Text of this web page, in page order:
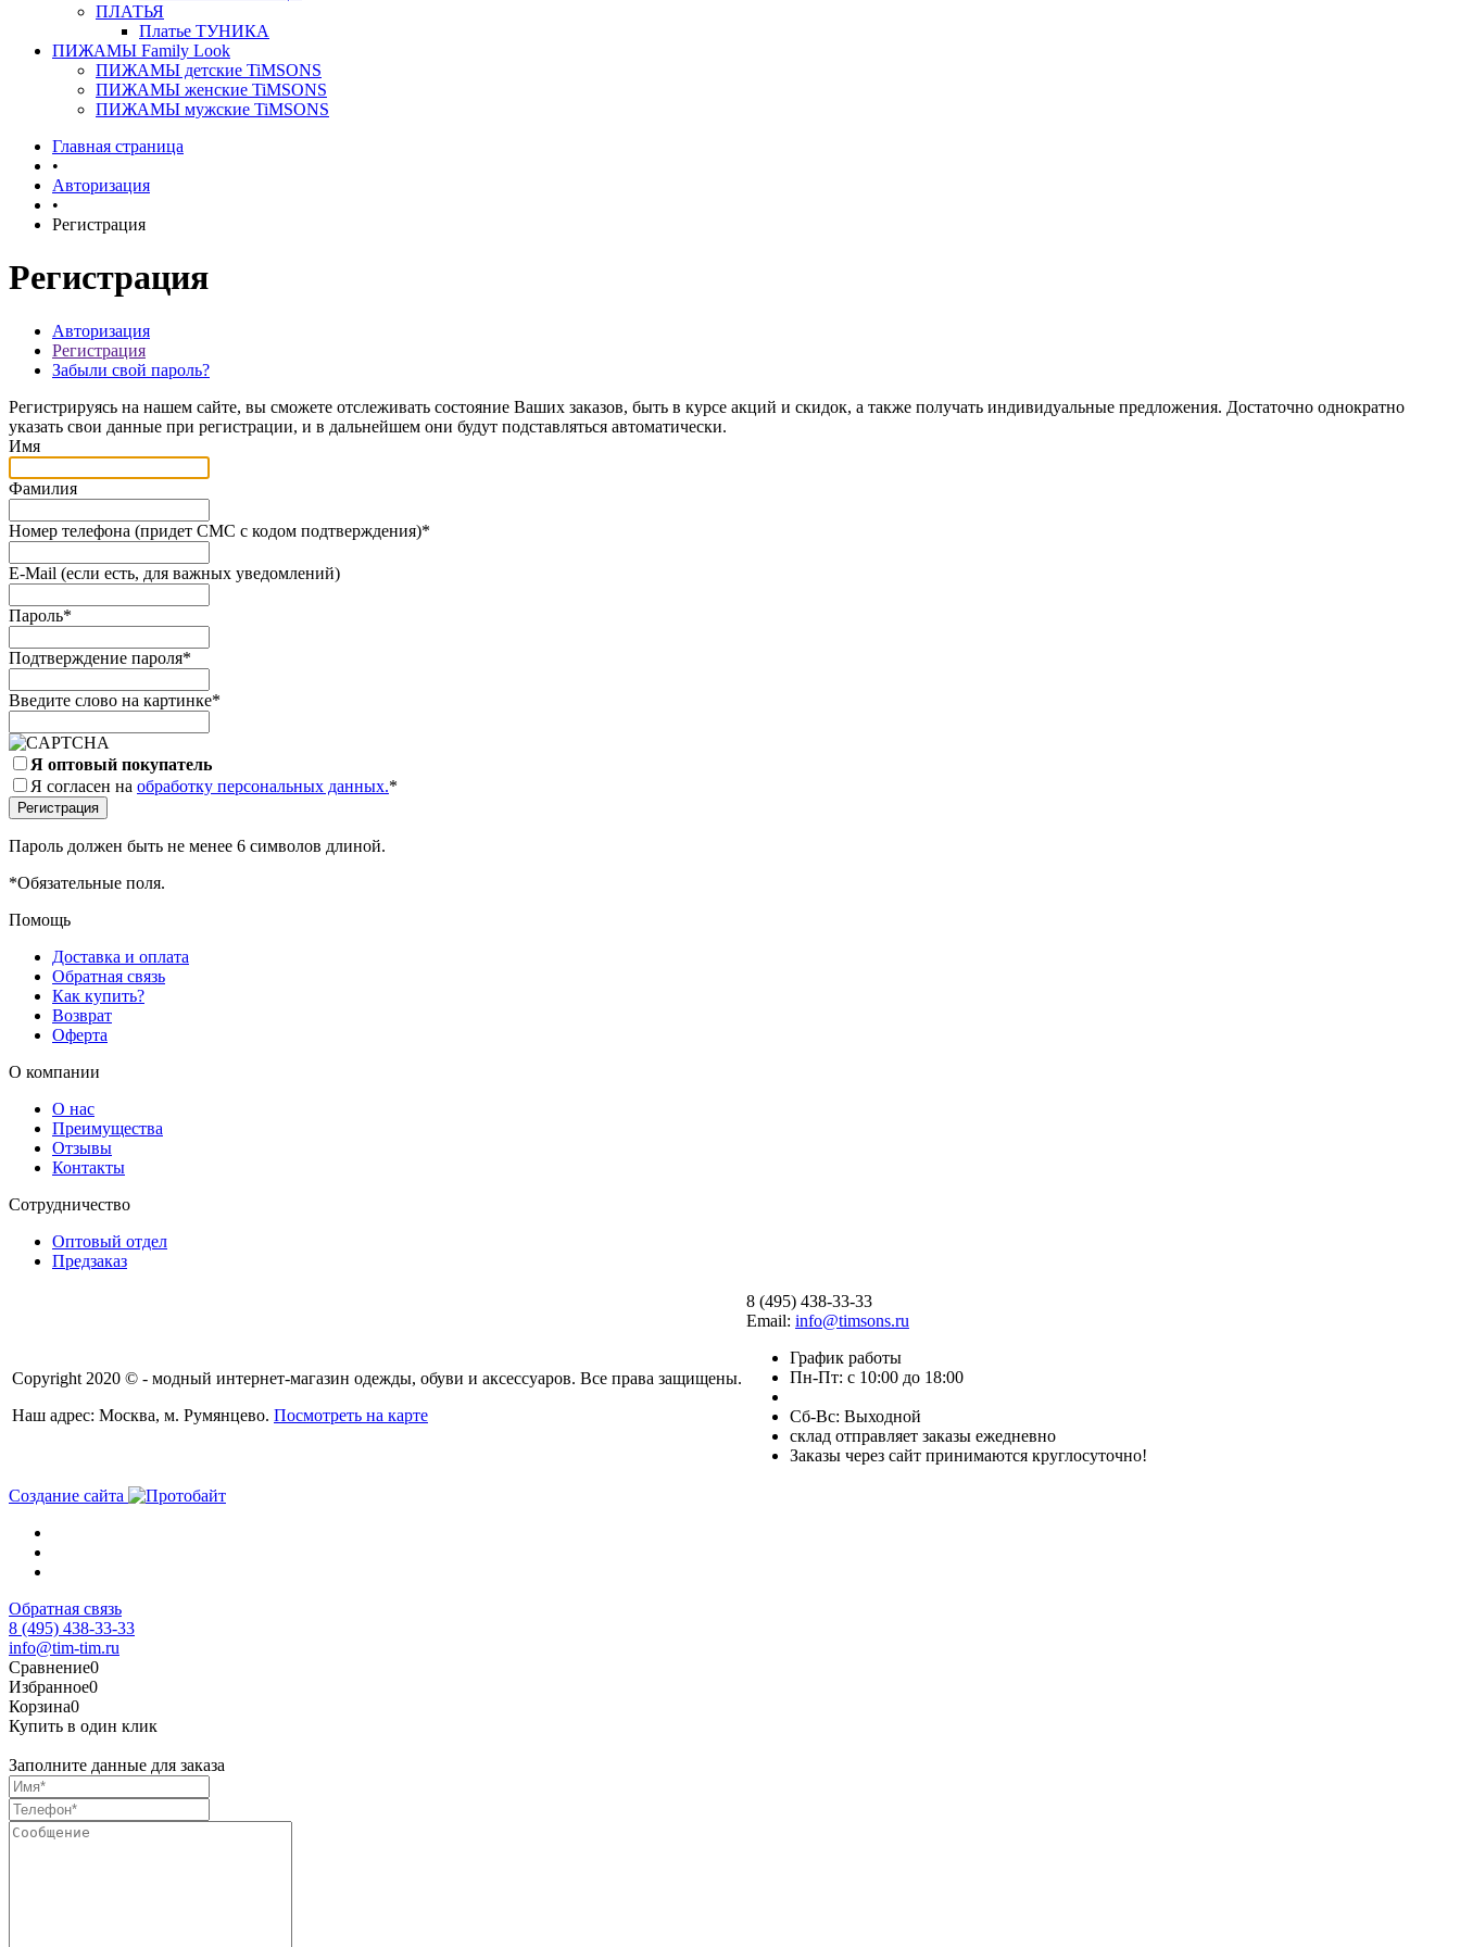
ПЛАТЬЯ
Платье ТУНИКА
ПИЖАМЫ Family Look
ПИЖАМЫ детские TiMSONS
ПИЖАМЫ женские TiMSONS
ПИЖАМЫ мужские TiMSONS
Главная страница
•
Авторизация
•
Регистрация
Регистрация
Авторизация
Регистрация
Забыли свой пароль?
Регистрируясь на нашем сайте, вы сможете отслеживать состояние Ваших заказов, быть в курсе акций и скидок, а также получать индивидуальные предложения. Достаточно однократно
указать свои данные при регистрации, и в дальнейшем они будут подставляться автоматически.
Имя
Фамилия
Номер телефона (придет СМС с кодом подтверждения)*
E-Mail (если есть, для важных уведомлений)
Пароль*
Подтверждение пароля*
Введите слово на картинке*
Я оптовый покупатель
Я согласен на обработку персональных данных.*
Пароль должен быть не менее 6 символов длиной.
*Обязательные поля.
Помощь
Доставка и оплата
Обратная связь
Как купить?
Возврат
Оферта
О компании
О нас
Преимущества
Отзывы
Контакты
Сотрудничество
Оптовый отдел
Предзаказ
Copyright 2020 © - модный интернет-магазин одежды, обуви и аксессуаров. Все права защищены.
Наш адрес: Москва, м. Румянцево. Посмотреть на карте
8 (495) 438-33-33
Email: info@timsons.ru
График работы
Пн-Пт: с 10:00 до 18:00
Cб-Вс: Выходной
склад отправляет заказы ежедневно
Заказы через сайт принимаются круглосуточно!
Создание сайта
Обратная связь
8 (495) 438-33-33
info@tim-tim.ru
Сравнение0
Избранное0
Корзина0
Купить в один клик
Заполните данные для заказа